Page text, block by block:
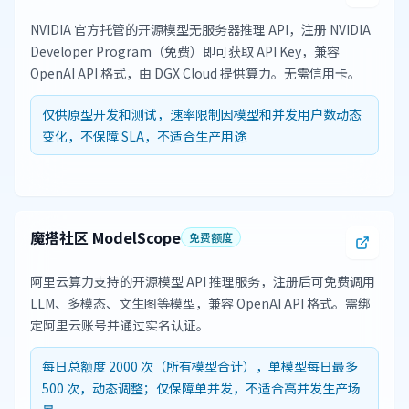
NVIDIA 官方托管的开源模型无服务器推理 API，注册 NVIDIA
Developer Program（免费）即可获取 API Key，兼容
OpenAI API 格式，由 DGX Cloud 提供算力。无需信用卡。
仅供原型开发和测试，速率限制因模型和并发用户数动态
变化，不保障 SLA，不适合生产用途
魔搭社区 ModelScope 免费额度
阿里云算力支持的开源模型 API 推理服务，注册后可免费调用
LLM、多模态、文生图等模型，兼容 OpenAI API 格式。需绑
定阿里云账号并通过实名认证。
每日总额度 2000 次（所有模型合计），单模型每日最多
500 次，动态调整；仅保障单并发，不适合高并发生产场